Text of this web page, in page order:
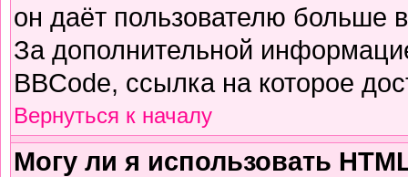
он даёт пользователю больше
За дополнительной
BBCode, ссылка на которое
Вернуться к началу
Могу ли я использовать